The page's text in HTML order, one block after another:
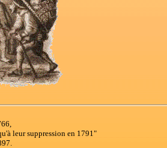
leur suppression en 1791"